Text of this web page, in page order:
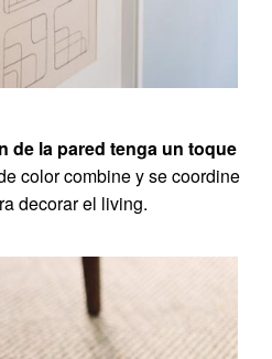
de la pared tenga un toque
color combine y se coordine
decorar el living.